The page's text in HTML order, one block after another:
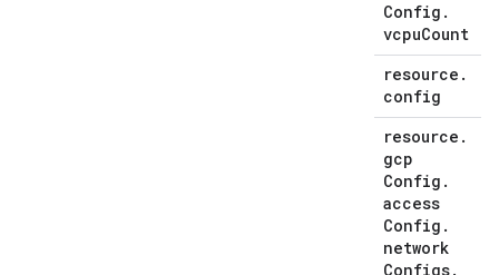
Config .
vcpuCount
resource .
config
resource .
gcp
Config .
access
Config .
network
Configs.